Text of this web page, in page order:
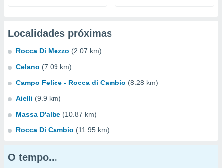
Localidades próximas
Rocca Di Mezzo (2.07 km)
Celano (7.09 km)
Campo Felice - Rocca di Cambio (8.28 km)
Aielli (9.9 km)
Massa D'albe (10.87 km)
Rocca Di Cambio (11.95 km)
O tempo...